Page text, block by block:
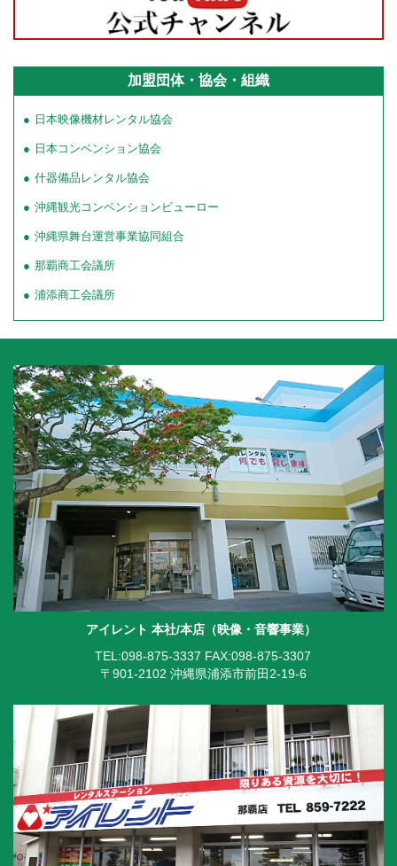
加盟団体・協会・組織
日本映像機材レンタル協会
日本コンベンション協会
什器備品レンタル協会
沖縄観光コンベンションビューロー
沖縄県舞台運営事業協同組合
那覇商工会議所
浦添商工会議所
アイレント 本社/本店（映像・音響事業）
TEL:098-875-3337 FAX:098-875-3307
〒901-2102 沖縄県浦添市前田2-19-6